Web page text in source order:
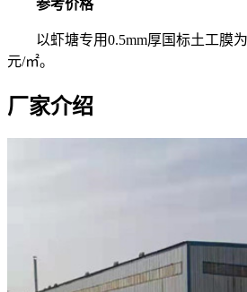
参考价格
以虾塘专用0.5mm厚国标土工膜
元/㎡。
厂家介绍